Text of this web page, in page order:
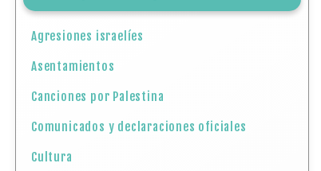
Agresiones israelíes
Asentamientos
Canciones por Palestina
Comunicados y declaraciones oficiales
Cultura